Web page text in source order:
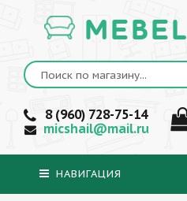
MEBEL
8 (960) 728-75-14
micshail@mail.ru
НАВИГАЦИЯ